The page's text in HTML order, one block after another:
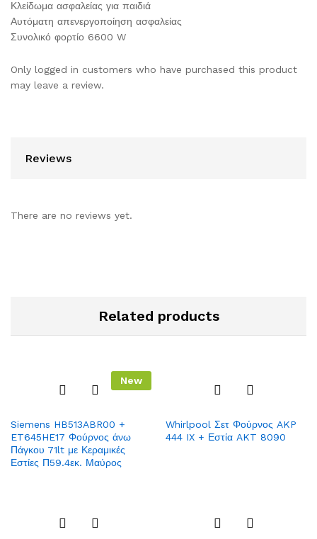
Κλείδωμα ασφαλείας για παιδιά
Αυτόματη απενεργοποίηση ασφαλείας
Συνολικό φορτίο 6600 W
Only logged in customers who have purchased this product
may leave a review.
Reviews
There are no reviews yet.
Related products
New
to
Wish
list
Siemens HB513ABR00 +
ET645HE17 Φούρνος άνω
Πάγκου 71lt με Κεραμικές
Εστίες Π59.4εκ. Μαύρος
to
Wish
Whirlpool Σετ Φούρνος AKP
444 IX + Εστία AKT 8090